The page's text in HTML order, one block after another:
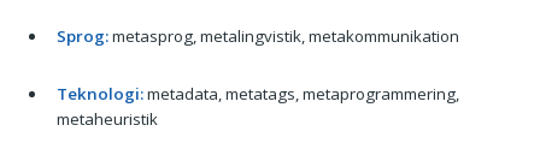
Sprog:metasprog, metalingvistik, metakommunikation
Teknologi:metadata, metatags, metaprogrammering,
metaheuristik